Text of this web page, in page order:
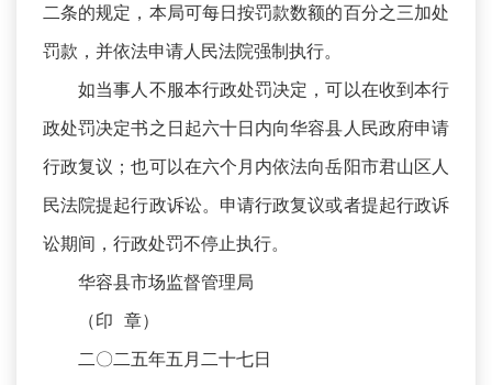
二条的规定，本局可每日按罚款数额的百分之三加处
罚款，并依法申请人民法院强制执行。
如当事人不服本行政处罚决定，可以在收到本行
政处罚决定书之日起六十日内向华容县人民政府申请
行政复议；也可以在六个月内依法向岳阳市君山区人
民法院提起行政诉讼。申请行政复议或者提起行政诉
讼期间，行政处罚不停止执行。
华容县市场监督管理局
（印 章）
二〇二五年五月二十七日